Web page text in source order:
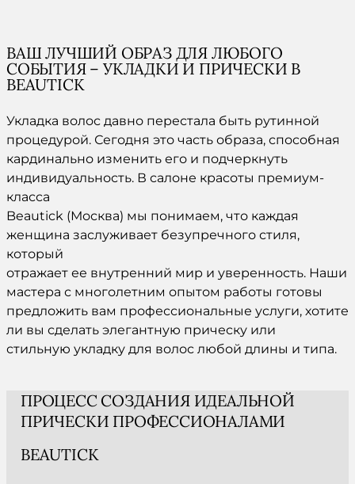
ВАШ ЛУЧШИЙ ОБРАЗ ДЛЯ ЛЮБОГО
СОБЫТИЯ – УКЛАДКИ И ПРИЧЕСКИ В
BEAUTICK
Укладка волос давно перестала быть рутинной
процедурой. Сегодня это часть образа, способная
кардинально изменить его и подчеркнуть
индивидуальность. В салоне красоты премиум-
класса
Beautick (Москва) мы понимаем, что каждая
женщина заслуживает безупречного стиля,
который
отражает ее внутренний мир и уверенность. Наши
мастера с многолетним опытом работы готовы
предложить вам профессиональные услуги, хотите
ли вы сделать элегантную прическу или
стильную укладку для волос любой длины и типа.
ПРОЦЕСС СОЗДАНИЯ ИДЕАЛЬНОЙ
ПРИЧЕСКИ ПРОФЕССИОНАЛАМИ
BEAUTICK